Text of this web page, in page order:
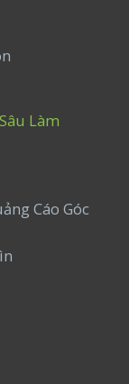
Làm
Cáo Góc